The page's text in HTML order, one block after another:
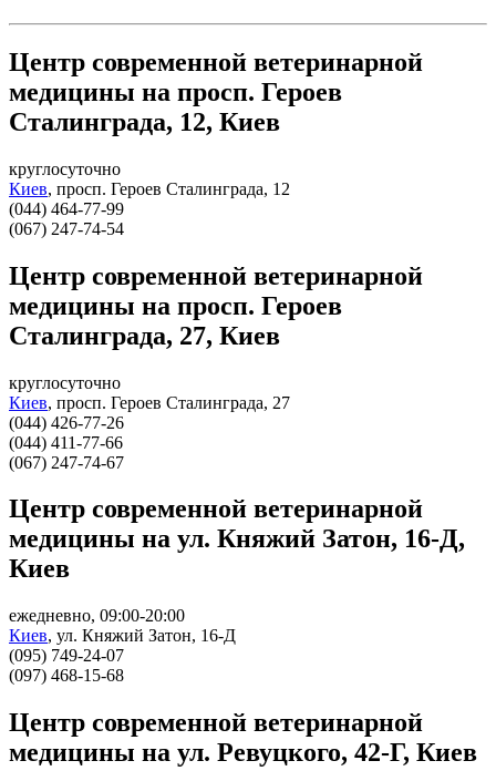
Центр современной ветеринарной
медицины на просп. Героев
Сталинграда, 12, Киев
круглосуточно
Киев, просп. Героев Сталинграда, 12
(044) 464-77-99
(067) 247-74-54
Центр современной ветеринарной
медицины на просп. Героев
Сталинграда, 27, Киев
круглосуточно
Киев, просп. Героев Сталинграда, 27
(044) 426-77-26
(044) 411-77-66
(067) 247-74-67
Центр современной ветеринарной
медицины на ул. Княжий Затон, 16-Д,
Киев
ежедневно, 09:00-20:00
Киев, ул. Княжий Затон, 16-Д
(095) 749-24-07
‎(097) 468-15-68
Центр современной ветеринарной
медицины на ул. Ревуцкого, 42-Г, Киев